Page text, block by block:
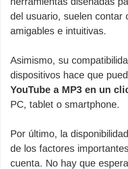
del usuario, suelen contar
amigables e intuitivas.
Asimismo, su
dispositivos hace que
YouTube a MP3 en un
PC, tablet o smartphone.
Por último, la
de los factores
cuenta. No hay que